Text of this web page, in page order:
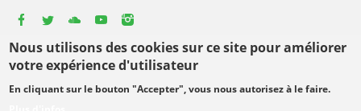
Nous utilisons des cookies sur ce site pour améliorer
votre expérience d'utilisateur
En cliquant sur le bouton "Accepter", vous nous autorisez à le faire.
Select
your
Footer